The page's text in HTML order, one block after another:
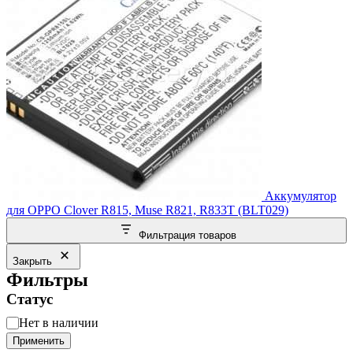
Аккумулятор
для OPPO Clover R815, Muse R821, R833T (BLT029)
Фильтрация товаров
Закрыть
Фильтры
Статус
Статус
Нет в наличии
Применить